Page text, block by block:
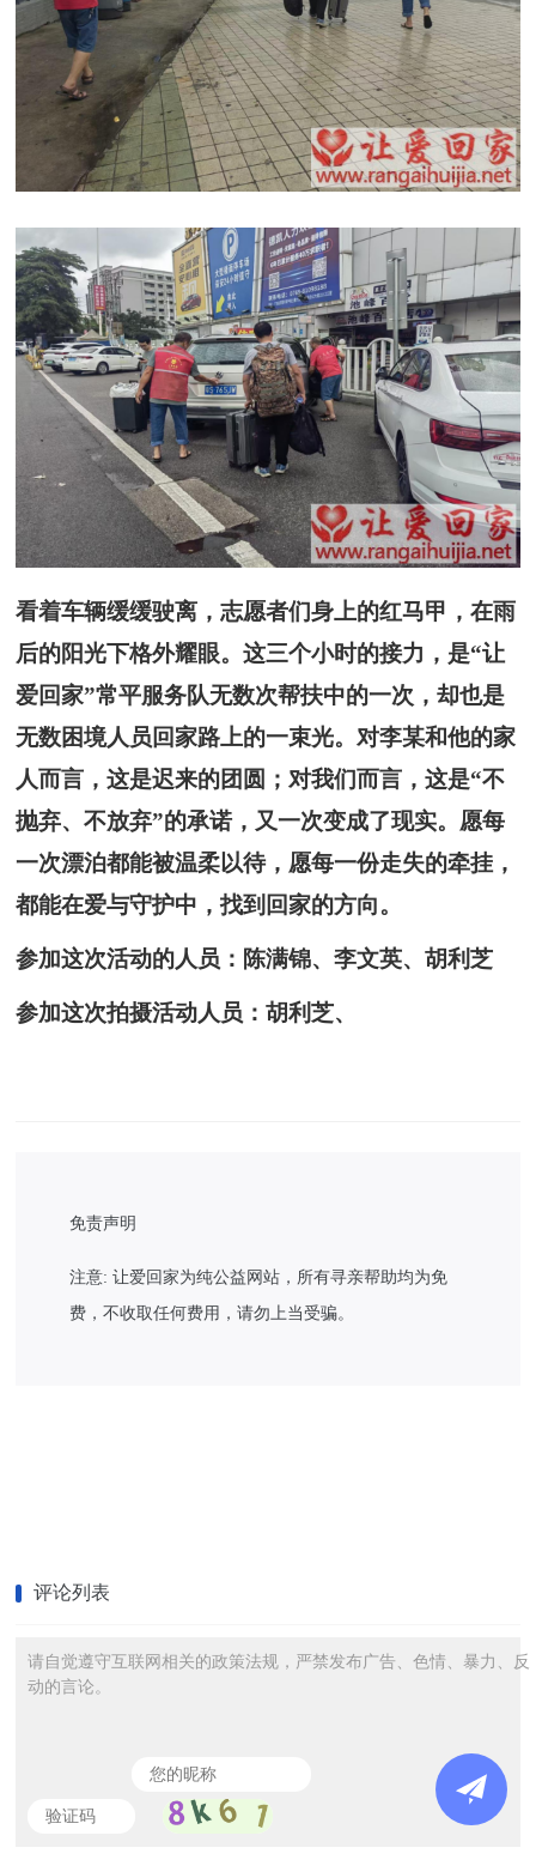
看着车辆缓缓驶离，志愿者们身上的红马甲，在雨
后的阳光下格外耀眼。这三个小时的接力，是“让
爱回家”常平服务队无数次帮扶中的一次，却也是
无数困境人员回家路上的一束光。对李某和他的家
人而言，这是迟来的团圆；对我们而言，这是“不
抛弃、不放弃”的承诺，又一次变成了现实。愿每
一次漂泊都能被温柔以待，愿每一份走失的牵挂，
都能在爱与守护中，找到回家的方向。
参加这次活动的人员：陈满锦、李文英、胡利芝
参加这次拍摄活动人员：胡利芝、
免责声明
注意: 让爱回家为纯公益网站，所有寻亲帮助均为免
费，不收取任何费用，请勿上当受骗。
评论列表
请自觉遵守互联网相关的政策法规，严禁发布广告、色情、暴力、反
动的言论。